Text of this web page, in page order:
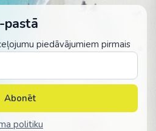
pastā
piedāvājumiem pirmais
Abonēt
politiku